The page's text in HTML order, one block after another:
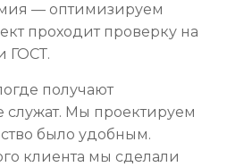
— оптимизируем
проходит проверку на
ГОСТ.
получают
служат. Мы проектируем
было удобным.
клиента мы сделали